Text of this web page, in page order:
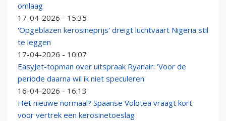
omlaag
17-04-2026 - 15:35
'Opgeblazen kerosineprijs' dreigt luchtvaart Nigeria stil
te leggen
17-04-2026 - 10:07
EasyJet-topman over uitspraak Ryanair: 'Voor de
periode daarna wil ik niet speculeren'
16-04-2026 - 16:13
Het nieuwe normaal? Spaanse Volotea vraagt kort
voor vertrek een kerosinetoeslag